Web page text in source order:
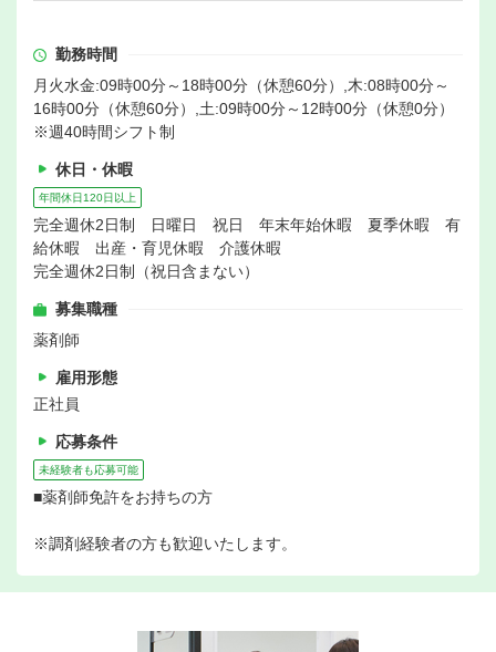
勤務時間
月火水金:09時00分～18時00分（休憩60分）,木:08時00分～
16時00分（休憩60分）,土:09時00分～12時00分（休憩0分）
※週40時間シフト制
休日・休暇
年間休日120日以上
完全週休2日制 日曜日 祝日 年末年始休暇 夏季休暇 有
給休暇 出産・育児休暇 介護休暇
完全週休2日制（祝日含まない）
募集職種
薬剤師
雇用形態
正社員
応募条件
未経験者も応募可能
■薬剤師免許をお持ちの方
※調剤経験者の方も歓迎いたします。